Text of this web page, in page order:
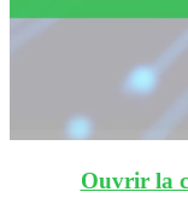
Ouvrir la